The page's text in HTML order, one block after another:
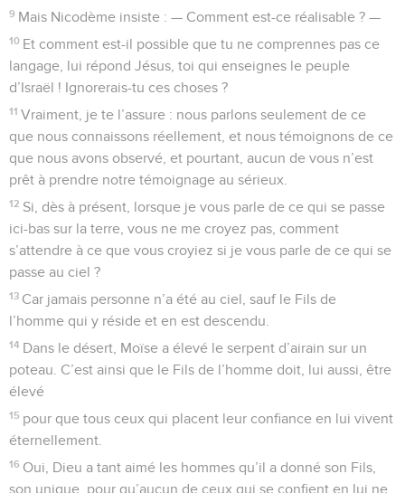
9 Mais Nicodème insiste : — Comment est-ce réalisable ? —
10 Et comment est-il possible que tu ne comprennes pas ce
langage, lui répond Jésus, toi qui enseignes le peuple
d’Israël ! Ignorerais-tu ces choses ?
11 Vraiment, je te l’assure : nous parlons seulement de ce
que nous connaissons réellement, et nous témoignons de ce
que nous avons observé, et pourtant, aucun de vous n’est
prêt à prendre notre témoignage au sérieux.
12 Si, dès à présent, lorsque je vous parle de ce qui se passe
ici-bas sur la terre, vous ne me croyez pas, comment
s’attendre à ce que vous croyiez si je vous parle de ce qui se
passe au ciel ?
13 Car jamais personne n’a été au ciel, sauf le Fils de
l’homme qui y réside et en est descendu.
14 Dans le désert, Moïse a élevé le serpent d’airain sur un
poteau. C’est ainsi que le Fils de l’homme doit, lui aussi, être
élevé
15 pour que tous ceux qui placent leur confiance en lui vivent
éternellement.
16 Oui, Dieu a tant aimé les hommes qu’il a donné son Fils,
son unique, pour qu’aucun de ceux qui se confient en lui ne